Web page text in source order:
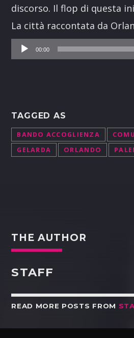
discorso. Il flop di questa
La città raccontata da
Audio00:00
TAGGED AS
BANDO ACCOGLIENZA
GELARDA
ORLANDO
THE AUTHOR
STAFF
READ MORE POSTS FROM